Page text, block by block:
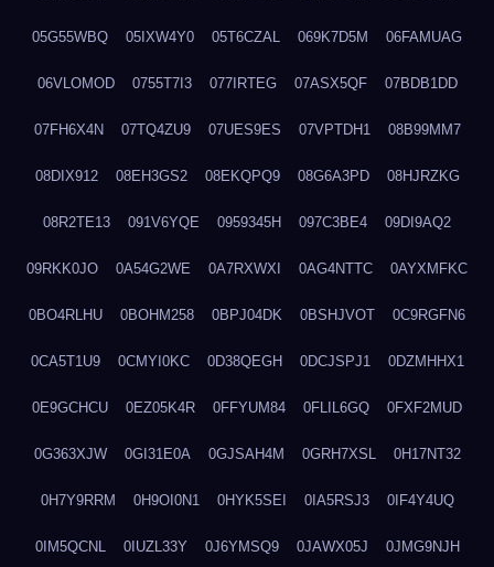
05G55WBQ 05IXW4Y0 05T6CZAL 069K7D5M 06FAMUAG
06VLOMOD 0755T7I3 077IRTEG 07ASX5QF 07BDB1DD
07FH6X4N 07TQ4ZU9 07UES9ES 07VPTDH1 08B99MM7
08DIX912 08EH3GS2 08EKQPQ9 08G6A3PD 08HJRZKG
08R2TE13 091V6YQE 0959345H 097C3BE4 09DI9AQ2
09RKK0JO 0A54G2WE 0A7RXWXI 0AG4NTTC 0AYXMFKC
0BO4RLHU 0BOHM258 0BPJ04DK 0BSHJVOT 0C9RGFN6
0CA5T1U9 0CMYI0KC 0D38QEGH 0DCJSPJ1 0DZMHHX1
0E9GCHCU 0EZ05K4R 0FFYUM84 0FLIL6GQ 0FXF2MUD
0G363XJW 0GI31E0A 0GJSAH4M 0GRH7XSL 0H17NT32
0H7Y9RRM 0H9OI0N1 0HYK5SEI 0IA5RSJ3 0IF4Y4UQ
0IM5QCNL 0IUZL33Y 0J6YMSQ9 0JAWX05J 0JMG9NJH